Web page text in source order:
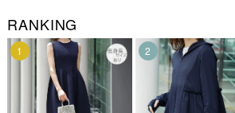
RANKING
1 2